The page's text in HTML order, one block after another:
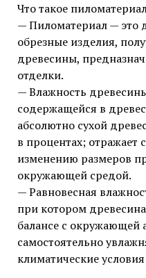
Что такое
— Пиломатериал — это
обрезные изделия,
древесины,
отделки.
— Влажность
содержащейся в
абсолютно сухой
в процентах; отражает
изменению размеров
окружающей средой.
— Равновесная
при котором
балансе с окружающей
самостоятельно
климатические